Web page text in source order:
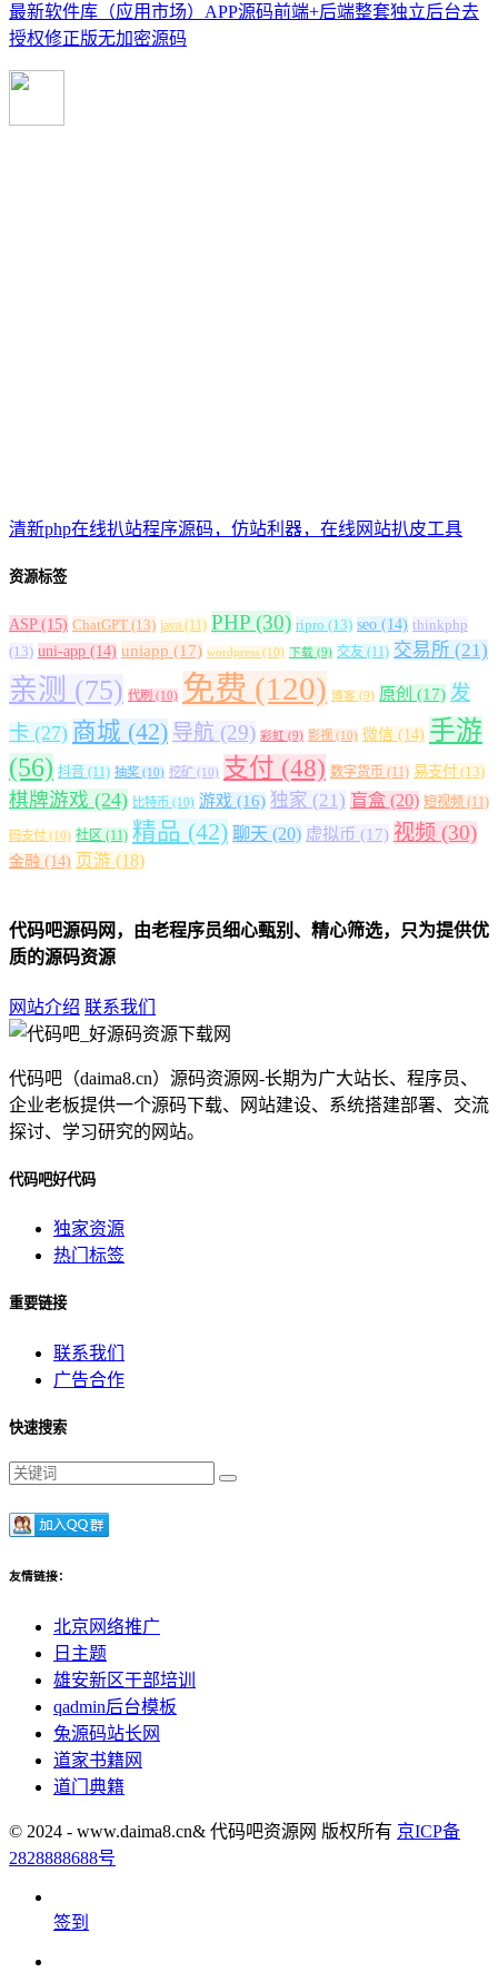
最新软件库（应用市场）APP源码前端+后端整套独立后台去
授权修正版无加密源码
清新php在线扒站程序源码，仿站利器，在线网站扒皮工具
资源标签
ASP (15) ChatGPT (13) java (11) PHP (30) ripro (13) seo (14) thinkphp
(13) uni-app (14) uniapp (17) wordpress (10) 下载 (9) 交友 (11) 交易所 (21)
亲测 (75) 代刷 (10) 免费 (120) 博客 (9) 原创 (17) 发
卡 (27) 商城 (42) 导航 (29) 彩虹 (9) 影视 (10) 微信 (14) 手游
(56) 抖音 (11) 抽奖 (10) 挖矿 (10) 支付 (48) 数字货币 (11) 易支付 (13)
棋牌游戏 (24) 比特币 (10) 游戏 (16) 独家 (21) 盲盒 (20) 短视频 (11)
码支付 (10) 社区 (11) 精品 (42) 聊天 (20) 虚拟币 (17) 视频 (30)
金融 (14) 页游 (18)
代码吧源码网，由老程序员细心甄别、精心筛选，只为提供优
质的源码资源
网站介绍 联系我们
代码吧（daima8.cn）源码资源网-长期为广大站长、程序员、
企业老板提供一个源码下载、网站建设、系统搭建部署、交流
探讨、学习研究的网站。
代码吧好代码
独家资源
热门标签
重要链接
联系我们
广告合作
快速搜索
友情链接：
北京网络推广
日主题
雄安新区干部培训
qadmin后台模板
兔源码站长网
道家书籍网
道门典籍
© 2024 - www.daima8.cn& 代码吧资源网 版权所有 京ICP备
2828888688号
签到